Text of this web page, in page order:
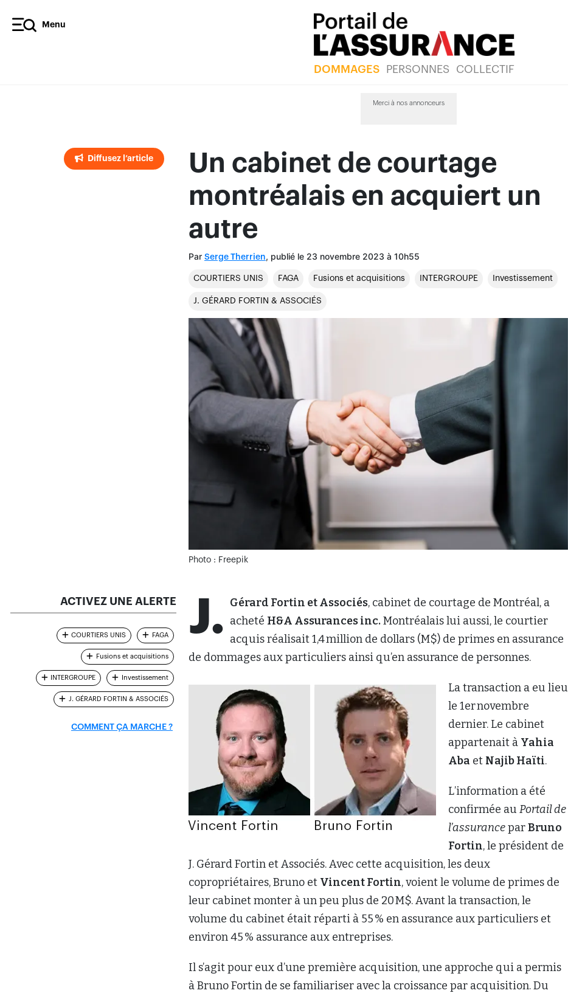
Menu
DOMMAGES PERSONNES COLLECTIF
Merci à nos annonceurs
Diffusez l’article
Un cabinet de courtage
montréalais en acquiert un
autre
Par Serge Therrien, publié le 23 novembre 2023 à 10h55
COURTIERS UNIS FAGA Fusions et acquisitions INTERGROUPE Investissement
J. GÉRARD FORTIN & ASSOCIÉS
Photo : Freepik
J. Gérard Fortin et Associés, cabinet de courtage de Montréal, a
acheté H&A Assurances inc.Montréalais lui aussi, le courtier
acquis réalisait 1,4 million de dollars (M$) de primes en assurance
de dommages aux particuliers ainsi qu’en assurance de personnes.
La transaction a eu lieu
le 1er novembre
dernier. Le cabinet
appartenait à Yahia
Aba et Najib Haïti.
L’information a été
confirmée au Portail de
l’assuranceparBruno
Fortin, le président de
J. Gérard Fortin et Associés. Avec cette acquisition, les deux
copropriétaires, Bruno et Vincent Fortin, voient le volume de primes de
leur cabinet monter à un peu plus de 20 M$. Avant la transaction, le
volume du cabinet était réparti à 55 % en assurance aux particuliers et
environ 45 % assurance aux entreprises.
Il s’agit pour eux d’une première acquisition, une approche qui a permis
à Bruno Fortin de se familiariser avec la croissance par acquisition. Du
ACTIVEZ UNE ALERTE
COURTIERS UNIS FAGA
Fusions et acquisitions
INTERGROUPE Investissement
J. GÉRARD FORTIN & ASSOCIÉS
COMMENT ÇA MARCHE ?